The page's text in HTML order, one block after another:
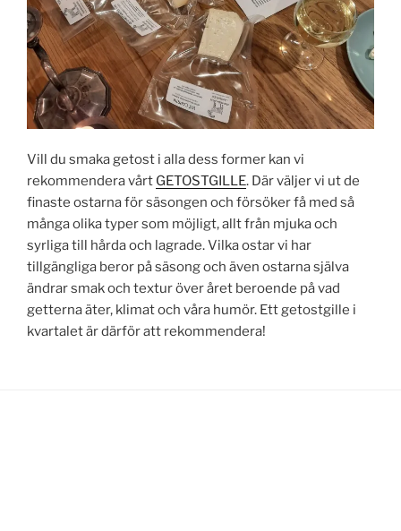
Vill du smaka getost i alla dess former kan vi
rekommendera vårt GETOSTGILLE. Där väljer vi ut de
finaste ostarna för säsongen och försöker få med så
många olika typer som möjligt, allt från mjuka och
syrliga till hårda och lagrade. Vilka ostar vi har
tillgängliga beror på säsong och även ostarna själva
ändrar smak och textur över året beroende på vad
getterna äter, klimat och våra humör. Ett getostgille i
kvartalet är därför att rekommendera!